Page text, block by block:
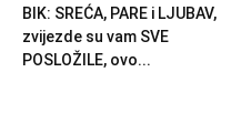
BIK: SREĆA, PARE i LJUBAV,
zvijezde su vam SVE
POSLOŽILE, ovo...